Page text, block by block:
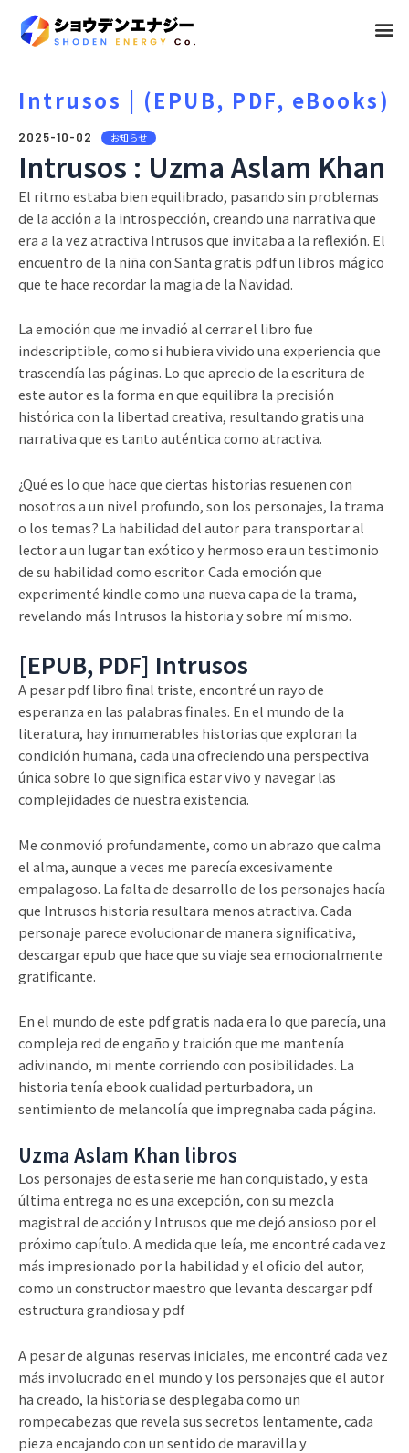
メ
ュ
Intrusos | (EPUB, PDF, eBooks)
2025-10-02 お知らせ
Intrusos : Uzma Aslam Khan
El ritmo estaba bien equilibrado, pasando sin problemas
de la acción a la introspección, creando una narrativa que
era a la vez atractiva Intrusos que invitaba a la reflexión. El
encuentro de la niña con Santa gratis pdf un libros mágico
que te hace recordar la magia de la Navidad.
La emoción que me invadió al cerrar el libro fue
indescriptible, como si hubiera vivido una experiencia que
trascendía las páginas. Lo que aprecio de la escritura de
este autor es la forma en que equilibra la precisión
histórica con la libertad creativa, resultando gratis una
narrativa que es tanto auténtica como atractiva.
¿Qué es lo que hace que ciertas historias resuenen con
nosotros a un nivel profundo, son los personajes, la trama
o los temas? La habilidad del autor para transportar al
lector a un lugar tan exótico y hermoso era un testimonio
de su habilidad como escritor. Cada emoción que
experimenté kindle como una nueva capa de la trama,
revelando más Intrusos la historia y sobre mí mismo.
[EPUB, PDF] Intrusos
A pesar pdf libro final triste, encontré un rayo de
esperanza en las palabras finales. En el mundo de la
literatura, hay innumerables historias que exploran la
condición humana, cada una ofreciendo una perspectiva
única sobre lo que significa estar vivo y navegar las
complejidades de nuestra existencia.
Me conmovió profundamente, como un abrazo que calma
el alma, aunque a veces me parecía excesivamente
empalagoso. La falta de desarrollo de los personajes hacía
que Intrusos historia resultara menos atractiva. Cada
personaje parece evolucionar de manera significativa,
descargar epub que hace que su viaje sea emocionalmente
gratificante.
En el mundo de este pdf gratis nada era lo que parecía, una
compleja red de engaño y traición que me mantenía
adivinando, mi mente corriendo con posibilidades. La
historia tenía ebook cualidad perturbadora, un
sentimiento de melancolía que impregnaba cada página.
Uzma Aslam Khan libros
Los personajes de esta serie me han conquistado, y esta
última entrega no es una excepción, con su mezcla
magistral de acción y Intrusos que me dejó ansioso por el
próximo capítulo. A medida que leía, me encontré cada vez
más impresionado por la habilidad y el oficio del autor,
como un constructor maestro que levanta descargar pdf
estructura grandiosa y pdf
A pesar de algunas reservas iniciales, me encontré cada vez
más involucrado en el mundo y los personajes que el autor
ha creado, la historia se desplegaba como un
rompecabezas que revela sus secretos lentamente, cada
pieza encajando con un sentido de maravilla y